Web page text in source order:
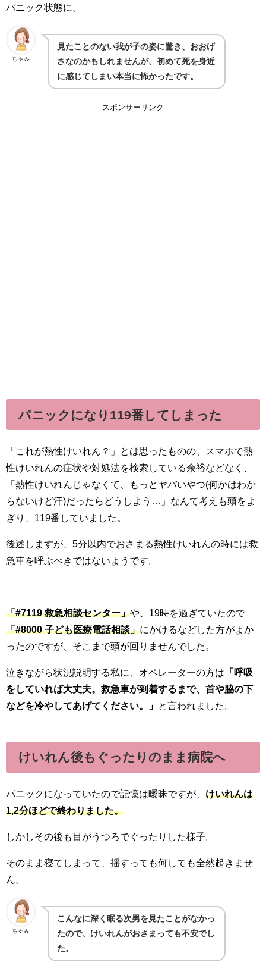
パニック状態に。
ちゃみ
見たことのない我が子の姿に驚き、おおげ
さなのかもしれませんが、初めて死を身近
に感じてしまい本当に怖かったです。
スポンサーリンク
パニックになり119番してしまった
「これが熱性けいれん？」とは思ったものの、スマホで熱
性けいれんの症状や対処法を検索している余裕などなく、
「熱性けいれんじゃなくて、もっとヤバいやつ(何かはわか
らないけど汗)だったらどうしよう…」なんて考えも頭をよ
ぎり、119番していました。
後述しますが、5分以内でおさまる熱性けいれんの時には救
急車を呼ぶべきではないようです。
「#7119 救急相談センター」や、19時を過ぎていたので
「#8000 子ども医療電話相談」にかけるなどした方がよか
ったのですが、そこまで頭が回りませんでした。
泣きながら状況説明する私に、オペレーターの方は 「呼吸
をしていれば大丈夫。救急車が到着するまで、首や脇の下
などを冷やしてあげてください。」
と言われました。
けいれん後もぐったりのまま病院へ
パニックになっていたので記憶は曖昧ですが、 けいれんは
1,2分ほどで終わりました。
しかしその後も目がうつろでぐったりした様子。
そのまま寝てしまって、揺すっても何しても全然起きませ
ん。
ちゃみ
こんなに深く眠る次男を見たことがなかっ
たので、けいれんがおさまっても不安でし
た。